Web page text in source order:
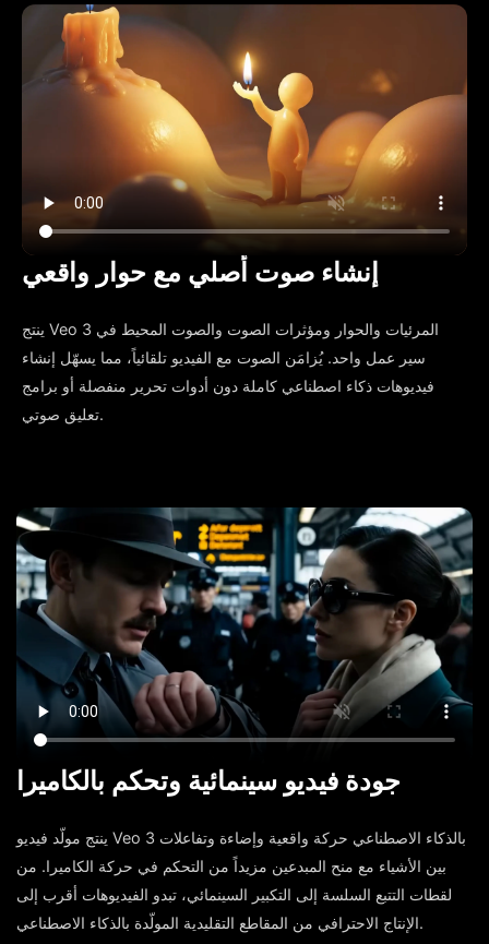
إنشاء صوت أصلي مع حوار واقعي
ينتج Veo 3 المرئيات والحوار ومؤثرات الصوت والصوت المحيط في
سير عمل واحد. يُزامَن الصوت مع الفيديو تلقائياً، مما يسهّل إنشاء
فيديوهات ذكاء اصطناعي كاملة دون أدوات تحرير منفصلة أو برامج
تعليق صوتي.
جودة فيديو سينمائية وتحكم بالكاميرا
ينتج مولّد فيديو Veo 3 بالذكاء الاصطناعي حركة واقعية وإضاءة وتفاعلات
بين الأشياء مع منح المبدعين مزيداً من التحكم في حركة الكاميرا. من
لقطات التتبع السلسة إلى التكبير السينمائي، تبدو الفيديوهات أقرب إلى
الإنتاج الاحترافي من المقاطع التقليدية المولّدة بالذكاء الاصطناعي.